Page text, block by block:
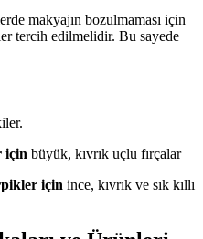
makyajın bozulmaması için
tercih edilmelidir. Bu sayede
için büyük, kıvrık uçlu fırçalar
için ince, kıvrık ve sık kıllı